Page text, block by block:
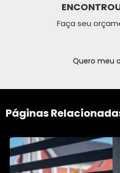
Faça seu
Quero meu
Páginas